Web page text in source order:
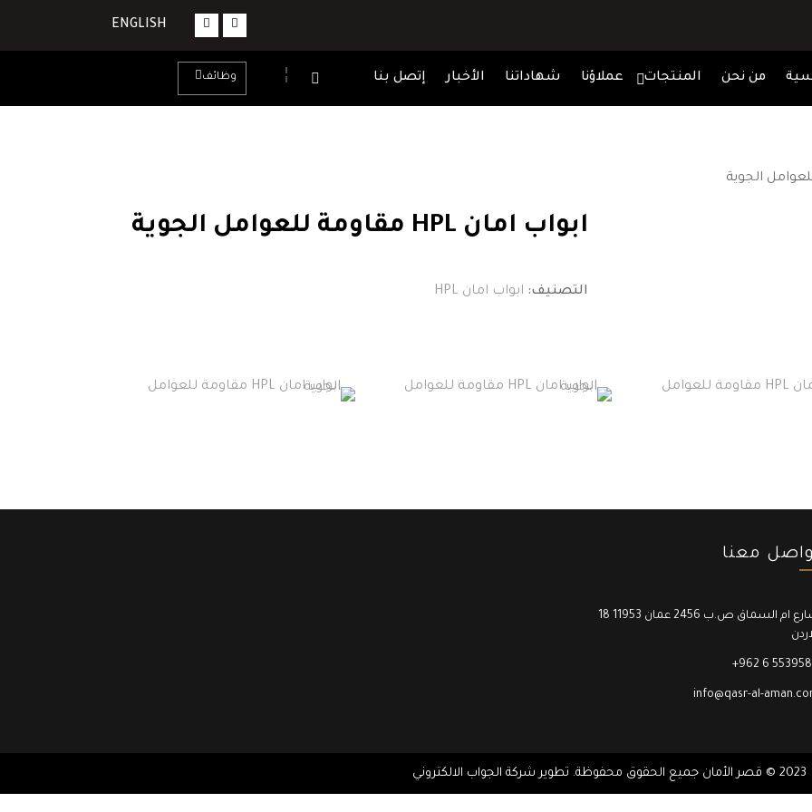
ENGLISH
من نحن المنتجات عملاؤنا شهاداتنا الأخبار إتصل بنا وظائف
ابواب امان HPL مقاومة للعوامل الجوية
التصنيف: ابواب امان HPL
معنا
18 شارع ام السماق ص.ب 2456 عمان 11953
+962 6
info@qasr-al-
2023 © قصر الأمان جميع الحقوق محفوظة. تطوير شركة الجواب الالكتروني